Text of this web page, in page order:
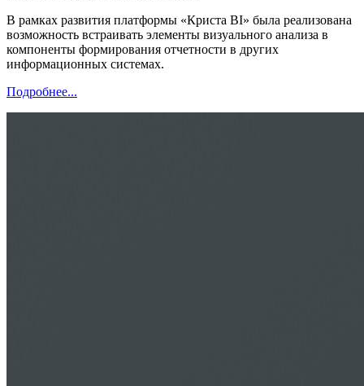
В рамках развития платформы «Криста BI» была реализована
возможность встраивать элементы визуального анализа в
компоненты формирования отчетности в других
информационных системах.
Подробнее...